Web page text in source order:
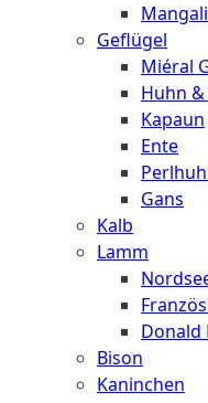
Geflügel
Miéral
Huhn
Kapaun
Ente
Gans
Kalb
Lamm
Donald
Bison
Kaninchen